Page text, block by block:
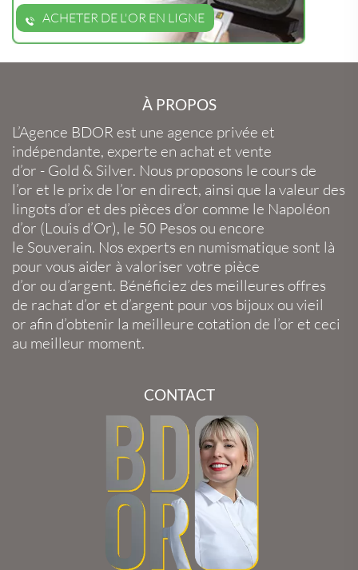
ACHETER DE L'OR EN LIGNE
À PROPOS
L’Agence BDOR est une agence privée et
indépendante, experte en achat et vente
d’or - Gold & Silver. Nous proposons le cours de
l’or et le prix de l’or en direct, ainsi que la valeur des
lingots d’or et des pièces d’or comme le Napoléon
d’or (Louis d’Or), le 50 Pesos ou encore
le Souverain. Nos experts en numismatique sont là
pour vous aider à valoriser votre pièce
d’or ou d’argent. Bénéficiez des meilleures offres
de rachat d’or et d’argent pour vos bijoux ou vieil
or afin d’obtenir la meilleure cotation de l’or et ceci
au meilleur moment.
CONTACT